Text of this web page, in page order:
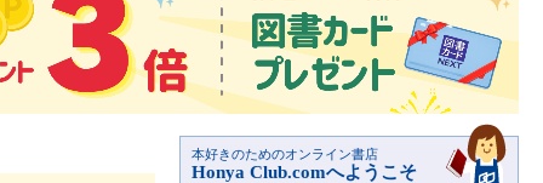
本好きのためのオンライン書店
Honya Club.comへようこそ